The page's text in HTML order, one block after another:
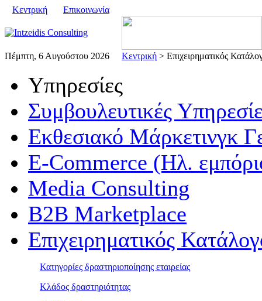
Κεντρική Επικοινωνία
Πέμπτη, 6 Αυγούστου 2026 Κεντρική > Επιχειρηματικός
Υπηρεσίες
Συμβουλευτικές
Εκθεσιακό Μάρκετινγκ
E-Commerce (Ηλ.
Media Consulting
B2B Marketplace
Επιχειρηματικός
Κατηγορίες δραστηριοποίησης εταιρείας
Κλάδος δραστηριότητας